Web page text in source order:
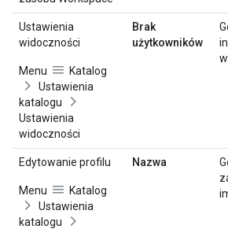
Ustawienia
widoczności
Menu
Katalog
Ustawienia
katalogu
Ustawienia
widoczności
Brak
użytkowników
Edytowanie profilu
Menu
Katalog
Ustawienia
katalogu
Nazwa